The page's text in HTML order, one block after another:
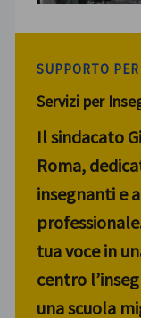
SUPPORTO
Servizi per
Il sindacato
Roma,
insegnanti e
tua voce in
centro
una scuola